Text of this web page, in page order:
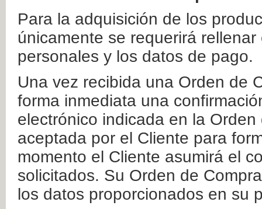
Para la adquisición de los
únicamente se requerirá
personales y los datos de pago.
Una vez recibida una Orden de
forma inmediata una
electrónico indicada en la
aceptada por el Cliente para
momento el Cliente asumirá el
solicitados. Su Orden de
los datos proporcionados en su